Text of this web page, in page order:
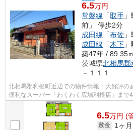
6.5万円
常磐線 「取手
前」 停歩2分
成田線 「布佐
成田線 「木下
築47年 / 89.35
茨城県北相馬郡
－１１１
北相馬郡利根町近辺での物件情報：大好評の
便利なスーパー「わくわく広場利根店」まで
戸建てです。バス停が徒歩3分圏内にござ...
6.5万円 (
敷金 1ヶ月